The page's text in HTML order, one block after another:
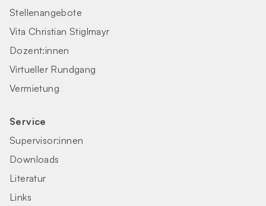
Stellenangebote
Vita Christian Stiglmayr
Dozent:innen
Virtueller Rundgang
Vermietung
Service
Supervisor:innen
Downloads
Literatur
Links